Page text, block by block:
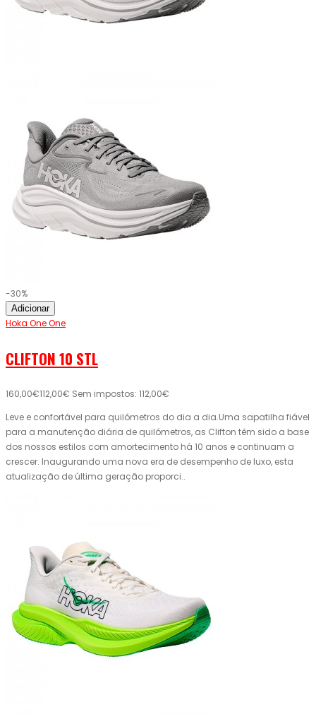
-30%
Adicionar
Hoka One One
CLIFTON 10 STL
160,00€112,00€ Sem impostos: 112,00€
Leve e confortável para quilómetros do dia a dia.Uma sapatilha fiável
para a manutenção diária de quilómetros, as Clifton têm sido a base
dos nossos estilos com amortecimento há 10 anos e continuam a
crescer. Inaugurando uma nova era de desempenho de luxo, esta
atualização de última geração proporci..